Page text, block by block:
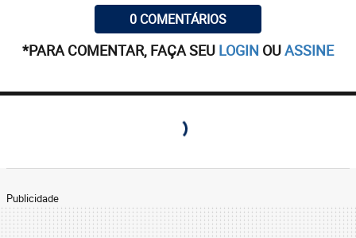
0 COMENTÁRIOS
*PARA COMENTAR, FAÇA SEU LOGIN OUASSINE
Publicidade